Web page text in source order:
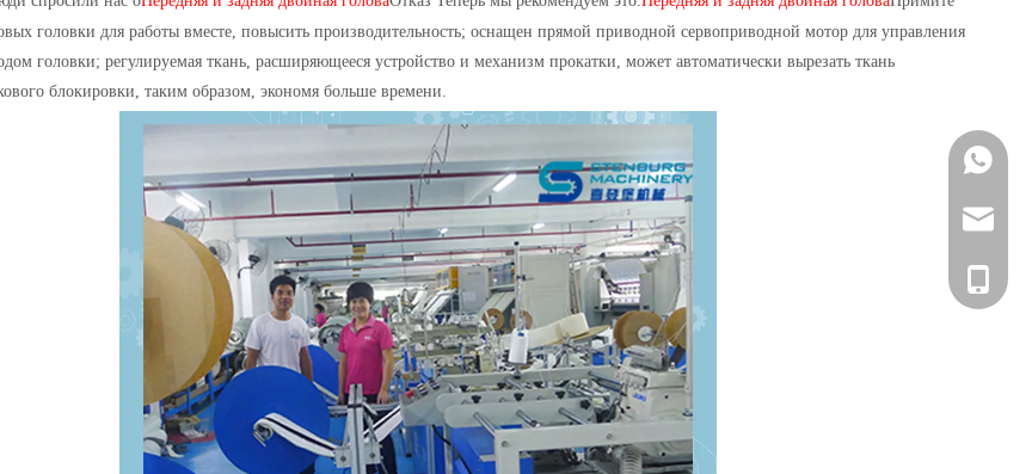
головки для работы вместе, повысить производительность; оснащен прямой приводной сервоприводной мотор для управления
головки; регулируемая ткань, расширяющееся устройство и механизм прокатки, может автоматически вырезать ткань
блокировки, таким образом, экономя больше времени.
+86
+86